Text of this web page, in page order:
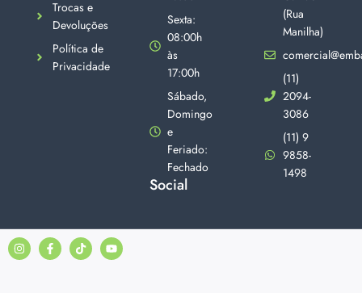
Trocas e
Devoluções
Política de
Privacidade
Sexta:
08:00h
às
17:00h
Sábado,
Domingo
e
Feriado:
Fechado
Social
(Rua
Manilha)
(11)
2094-
3086
(11) 9
9858-
1498